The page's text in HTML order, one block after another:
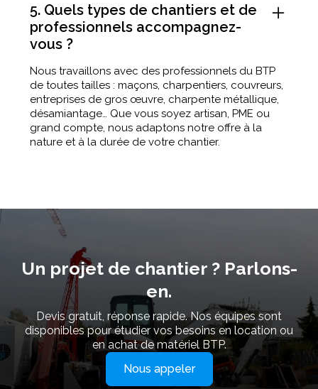
5. Quels types de chantiers et de
professionnels accompagnez-
vous ?
Nous travaillons avec des professionnels du BTP
de toutes tailles : maçons, charpentiers, couvreurs,
entreprises de gros œuvre, charpente métallique,
désamiantage… Que vous soyez artisan, PME ou
grand compte, nous adaptons notre offre à la
nature et à la durée de votre chantier.
Un projet de chantier ? Parlons-
en.
Devis gratuit, réponse rapide. Nos équipes sont
disponibles pour étudier vos besoins en location ou
en achat de matériel BTP.
Nous appeler